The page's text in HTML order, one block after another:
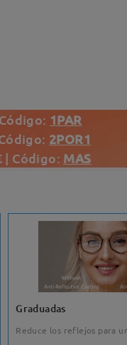
1PAR
2POR1
| Código: MAS
Graduadas
Reduce los reflejos para